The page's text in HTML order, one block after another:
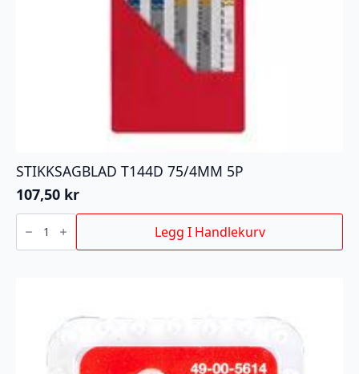
STIKKSAGBLAD T144D 75/4MM 5P
107,50 kr
STIKKSAGBLAD
T144D
75/4MM
5P
Legg I Handlekurv